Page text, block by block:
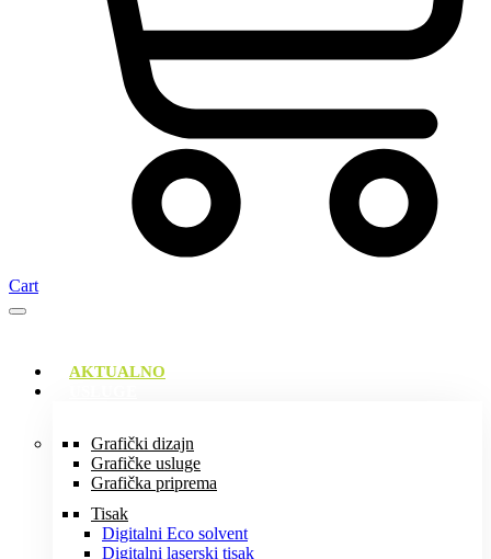
Cart
AKTUALNO
Grafički dizajn
Grafičke usluge
Grafička priprema
Tisak
Digitalni Eco solvent
Digitalni laserski tisak